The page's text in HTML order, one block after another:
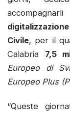
Civile, per il
Calabria 7,5
Europeo di
Europeo Plus
“Queste